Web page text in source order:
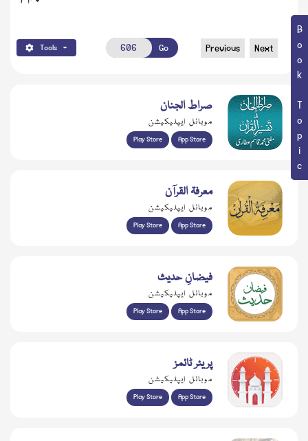
Book Topic
Tools Go Previous Next
صراط الجنان
موبائل ایپلیکیشن
Play Store App Store
معرفۃ القرآن
موبائل ایپلیکیشن
Play Store App Store
فیضانِ حدیث
موبائل ایپلیکیشن
Play Store App Store
پریئر ٹائمز
موبائل ایپلیکیشن
Play Store App Store